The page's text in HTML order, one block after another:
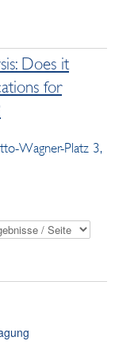
Does it
for
Wagner-Platz 3,